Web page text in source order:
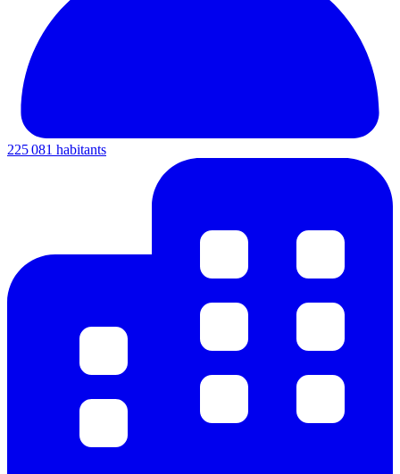
225 081 habitants